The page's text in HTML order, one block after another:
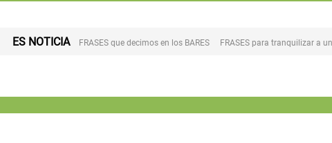
ES NOTICIA FRASES que decimos en los BARES FRASES para tranquilizar a